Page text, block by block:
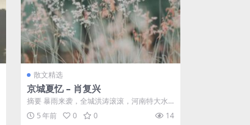
散文精选
京城夏忆 – 肖复兴
摘要 暴雨来袭，全城洪涛滚滚，河南特大水
灾，牵动着国人的心。在今天节目之前，首
先...5 年前 0 0 14